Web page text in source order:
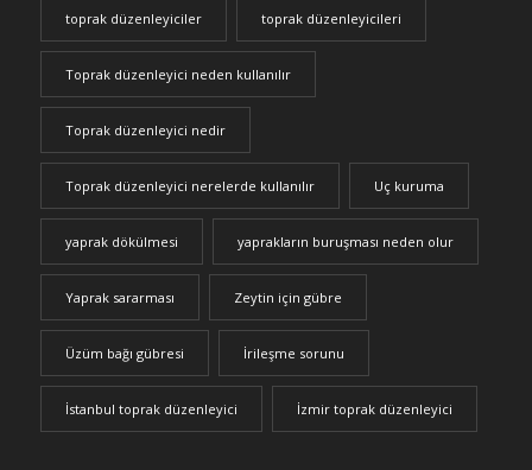
toprak düzenleyiciler toprak düzenleyicileri
Toprak düzenleyici neden kullanılır
Toprak düzenleyici nedir
Toprak düzenleyici nerelerde kullanılır Uç kuruma
yaprak dökülmesi yaprakların buruşması neden olur
Yaprak sararması Zeytin için gübre
Üzüm bağı gübresi İrileşme sorunu
İstanbul toprak düzenleyici İzmir toprak düzenleyici